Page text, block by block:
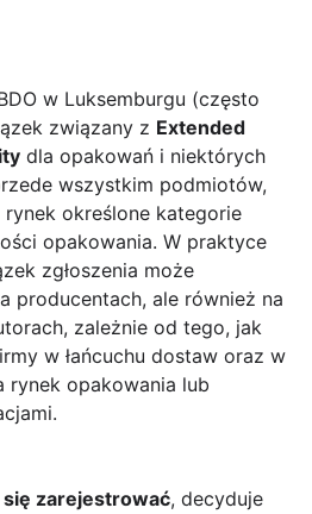
w Luksemburgu (często
związany z Extended
dla opakowań i niektórych
wszystkim podmiotów,
określone kategorie
opakowania. W praktyce
zgłoszenia może
producentach, ale również na
zależnie od tego, jak
w łańcuchu dostaw oraz w
rynek opakowania lub
zarejestrować, decyduje